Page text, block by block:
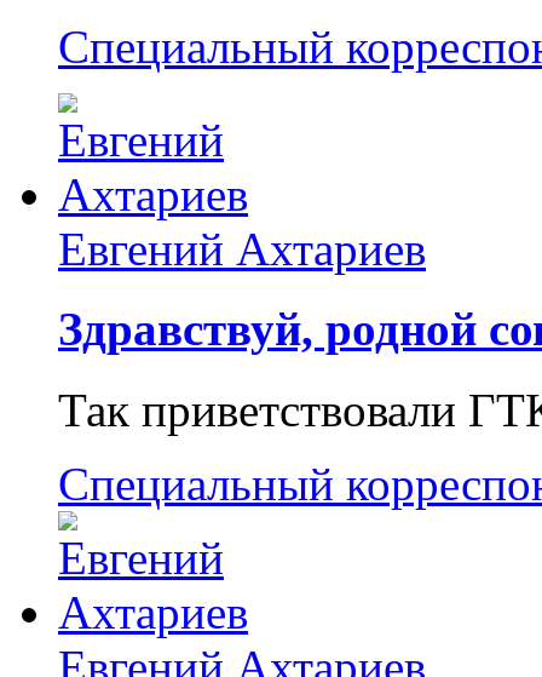
Специальный
Евгений Ахтариев
Здравствуй, родной
Так приветствовали
Специальный
Евгений Ахтариев